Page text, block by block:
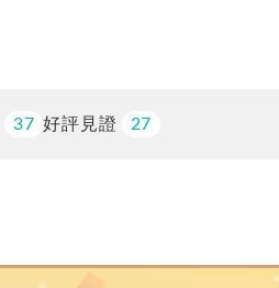
37 好評見證 27